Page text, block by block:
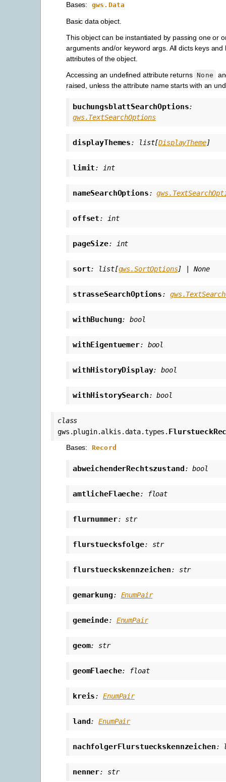
Bases: gws.Data
Basic data object.
This object can be instantiated by passing one or
arguments and/or keyword args. All dicts keys and
attributes of the object.
Accessing an undefined attribute returns None
raised, unless the attribute name starts with an
buchungsblattSearchOptions:
gws.TextSearchOptions
displayThemes: list[DisplayTheme]
limit: int
nameSearchOptions:
offset: int
pageSize: int
sort: list[gws.SortOptions] None
strasseSearchOptions:
withBuchung: bool
withEigentuemer: bool
withHistoryDisplay: bool
withHistorySearch: bool
class
gws.plugin.alkis.data.types.
Bases: Record
abweichenderRechtszustand: bool
amtlicheFlaeche: float
flurnummer: str
flurstuecksfolge: str
flurstueckskennzeichen: str
gemarkung: EnumPair
gemeinde: EnumPair
geom: str
geomFlaeche: float
kreis: EnumPair
land: EnumPair
nachfolgerFlurstueckskennzeichen:
nenner: str